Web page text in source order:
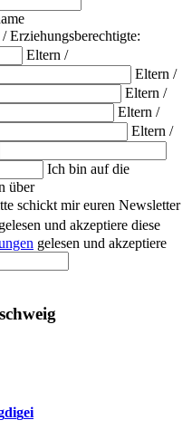
Erziehungsberechtigte:
Eltern /
Eltern /
Eltern /
Eltern /
Eltern /
Ich bin auf die
über
schickt mir euren Newsletter
gelesen und akzeptiere diese
gelesen und akzeptiere
digei